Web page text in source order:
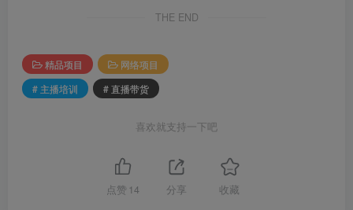
THE END
精品项目
网络项目
# 主播培训
# 直播带货
喜欢就支持一下吧
点赞 14 分享 收藏